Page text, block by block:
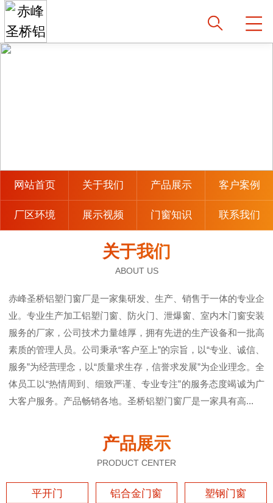
网站首页 关于我们 产品展示 客户案例
厂区环境 展示视频 门窗知识 联系我们
关于我们
ABOUT US
赤峰圣桥铝塑门窗厂是一家集研发、生产、销售于一体的专业企
业。专业生产加工铝塑门窗、防火门、泄爆窗、室内木门窗安装
服务的厂家，公司技术力量雄厚，拥有先进的生产设备和一批高
素质的管理人员。公司秉承“客户至上”的宗旨，以“专业、诚信、
服务”为经营理念，以“质量求生存，信誉求发展”为企业理念。全
体员工以“热情周到、细致严谨、专业专注”的服务态度竭诚为广
大客户服务。产品畅销各地。圣桥铝塑门窗厂是一家具有高...
产品展示
PRODUCT CENTER
平开门 铝合金门窗 塑钢门窗